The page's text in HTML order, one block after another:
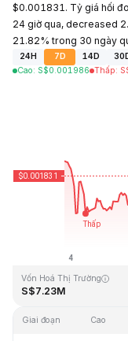
$0.001831. Tỷ giá hối
24 giờ qua, decreased
21.82% trong 30 ngày
24H 7D 14D
Cao: S$0.001986 Thấp:
Cập Nhật Lần Cuối: 2026-
S$0.243269
Vốn Hoá Thị Trường
S$7.23M
Giai đoạn Cao